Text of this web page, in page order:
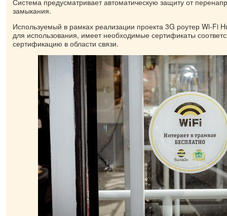
замыкания.
Используемый в рамках реализации проекта 3G роутер Wi-Fi
для использования, имеет необходимые сертификаты
сертификацию в области связи.